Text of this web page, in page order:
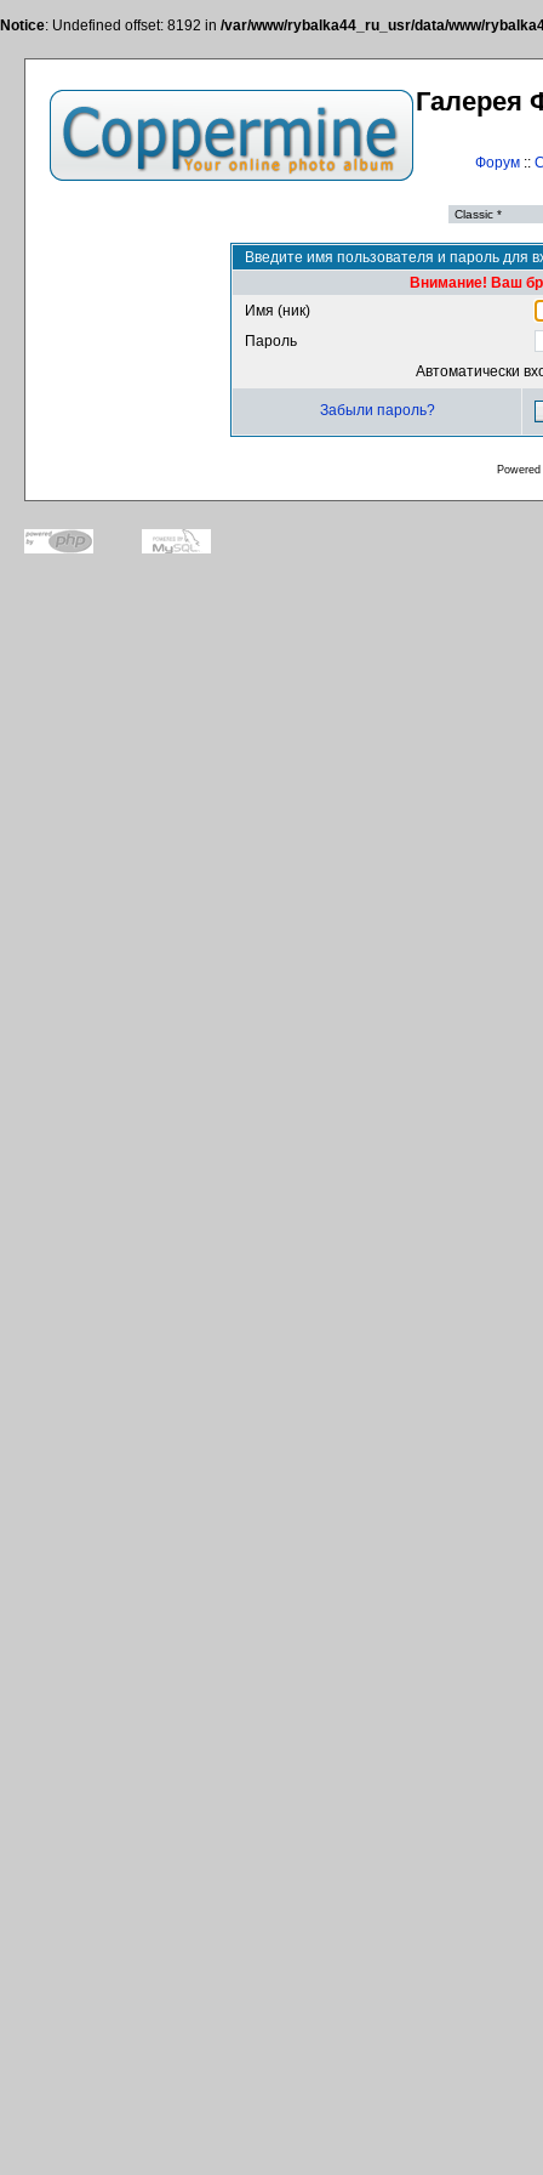
Notice: Undefined offset: 8192 in /var/www/rybalka44_ru_usr/data/www/
Галерея
Форум::
Введите имя пользователя и пароль для
Внимание! Ваш
Имя (ник)
Пароль
Автоматически
Забыли пароль?